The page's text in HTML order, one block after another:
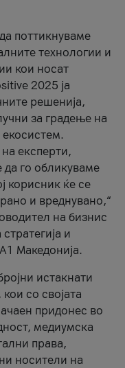
поттикнуваме
технологии и
кои носат
2025 ја
решенија,
за градење на
екосистем.
експерти,
го обликуваме
корисник ќе се
и вреднувано,“
на бизнис
и
Македонија.
истакнати
со својата
придонес во
медиумска
права,
носители на